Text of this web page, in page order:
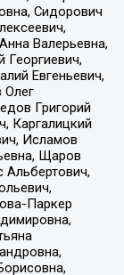
Сидорович
Валерьевна,
Георгиевич,
Евгеньевич,
Олег
Григорий
Каргалицкий
Исламов
Щаров
Альбертович,
Паркер